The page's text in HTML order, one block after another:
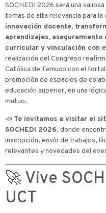
SOCHEDI 2026 será una
temas de alta relevancia para
innovación docente,
aprendizajes,
curricular y vinculación con
realización del Congreso
Católica de Temuco con el
promoción de espacios de
educación superior, en una
mutuo.
📣 Te invitamos a visitar el
SOCHEDI 2026, donde
inscripción, envío de trabajos,
relevantes y novedades del
🚀 Vive
UCT